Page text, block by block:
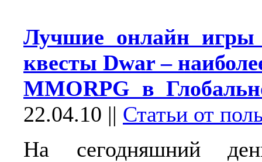
Лучшие онлайн
квесты Dwar –
MMORPG в
22.04.10 || Статьи от
На сегодняшний